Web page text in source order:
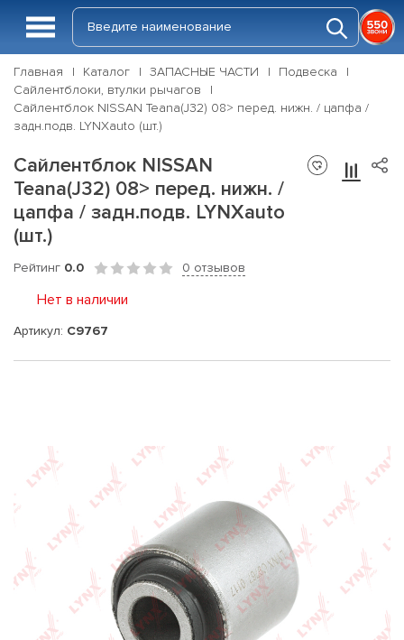
Главная Каталог ЗАПАСНЫЕ ЧАСТИ
Подвеска
Сайлентблоки, втулки рычагов
Сайлентблок NISSAN Teana(J32) 08> перед. нижн. / цапфа /
задн.подв. LYNXauto (шт.)
Сайлентблок NISSAN
Teana(J32) 08> перед. нижн. /
цапфа / задн.подв. LYNXauto
(шт.)
Рейтинг 0.0 0 отзывов
Нет в наличии
Артикул: C9767